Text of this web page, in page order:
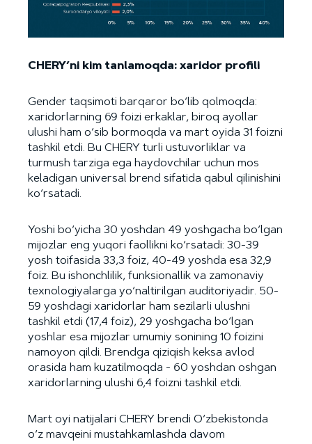
CHERY’ni kim tanlamoqda: xaridor profili
Gender taqsimoti barqaror bo‘lib qolmoqda:
xaridorlarning 69 foizi erkaklar, biroq ayollar
ulushi ham o‘sib bormoqda va mart oyida 31 foizni
tashkil etdi. Bu CHERY turli ustuvorliklar va
turmush tarziga ega haydovchilar uchun mos
keladigan universal brend sifatida qabul qilinishini
ko‘rsatadi.
Yoshi bo‘yicha 30 yoshdan 49 yoshgacha bo‘lgan
mijozlar eng yuqori faollikni ko‘rsatadi: 30-39
yosh toifasida 33,3 foiz, 40-49 yoshda esa 32,9
foiz. Bu ishonchlilik, funksionallik va zamonaviy
texnologiyalarga yo‘naltirilgan auditoriyadir. 50-
59 yoshdagi xaridorlar ham sezilarli ulushni
tashkil etdi (17,4 foiz), 29 yoshgacha bo‘lgan
yoshlar esa mijozlar umumiy sonining 10 foizini
namoyon qildi. Brendga qiziqish keksa avlod
orasida ham kuzatilmoqda - 60 yoshdan oshgan
xaridorlarning ulushi 6,4 foizni tashkil etdi.
Mart oyi natijalari CHERY brendi O‘zbekistonda
o‘z mavqeini mustahkamlashda davom